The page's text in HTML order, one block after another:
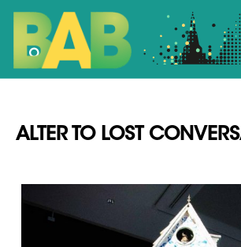
ALTER TO LOST